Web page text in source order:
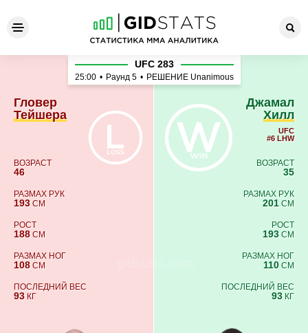
Гловер Тейшера - Джамал
Гловер
Тейшера
ВОЗРАСТ
46
РАЗМАХ РУК
193 СМ
РОСТ
188 СМ
РАЗМАХ НОГ
108 СМ
ПОСЛЕДНИЙ ВЕС
93 КГ
UFC 283
25:00 • Раунд 5 • РЕШЕНИЕ Unanimous
Джамал
Хилл
UFC
#6 LHW
ВОЗРАСТ
35
РАЗМАХ РУК
201 СМ
РОСТ
193 СМ
РАЗМАХ НОГ
110 СМ
ПОСЛЕДНИЙ ВЕС
93 КГ